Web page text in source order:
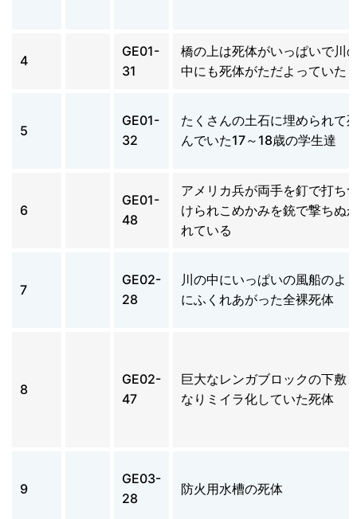
4
GE01-
31
橋の上は死体がいっぱいで川
中にも死体がただよっていた
5
GE01-
32
たくさんの土石に埋められて
んでいた17～18歳の学生達
6
GE01-
48
アメリカ兵が両手を釘で打ち
けられこめかみを銃で撃ちぬ
れている
7
GE02-
28
川の中にいっぱいの風船のよ
にふくれあがった全裸死体
8
GE02-
47
巨大なレンガブロックの下敷
なりミイラ化していた死体
9
GE03-
28
防火用水槽の死体